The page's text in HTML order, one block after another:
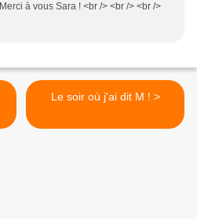
à vous Sara ! <br /> <br /> <br />
Le soir où j'ai dit M ! >